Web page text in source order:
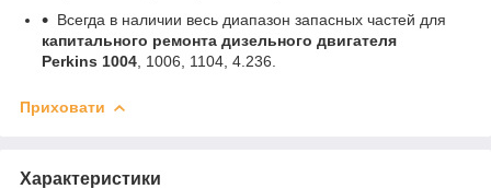
Всегда в наличии весь диапазон запасных частей для
капитального ремонта дизельного двигателя
Perkins 1004 , 1006, 1104, 4.236.
Приховати
Характеристики